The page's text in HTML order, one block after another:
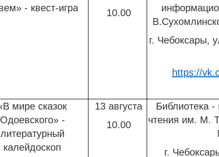
- квест-игра
10.00
г. Чебоксары,
https://
мире сказок
Одоевского» -
литературный
калейдоскоп
13 августа
10.00
Библиотека -
чтения им. М.
г.